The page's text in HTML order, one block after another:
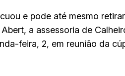
e pode até mesmo
a assessoria de
feira, 2, em reunião da